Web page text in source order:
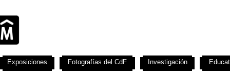
Exposiciones Fotografías del CdF Investigación